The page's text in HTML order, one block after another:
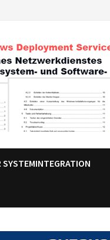
SYSTEMINTEGRATION